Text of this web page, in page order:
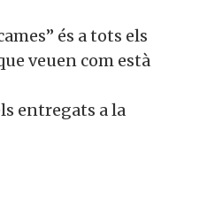
és a tots els
veuen com està
entregats a la